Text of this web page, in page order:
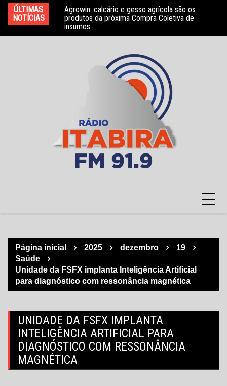
para
conteúdo
ÚLTIMAS
NOTÍCIAS
Agrowin: calcário e gesso agrícola são os
produtos da próxima Compra Coletiva de
insumos
Novo convênio com a Associação Nosso Lar
garante atendimento a crianças com TEA
Página inicial 2025 dezembro
19
Saúde
Unidade da FSFX implanta Inteligência Artificial
para diagnóstico com ressonância magnética
UNIDADE DA FSFX IMPLANTA
INTELIGÊNCIA ARTIFICIAL PARA
DIAGNÓSTICO COM RESSONÂNCIA
MAGNÉTICA